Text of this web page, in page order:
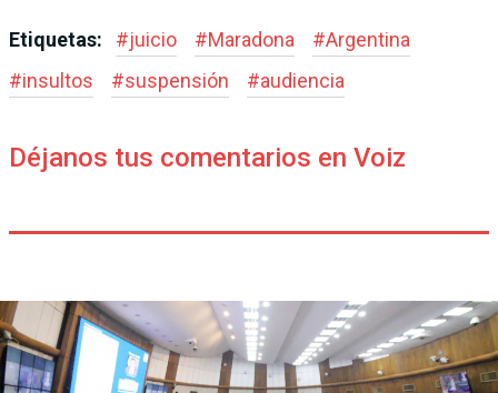
Etiquetas: #juicio #Maradona #Argentina
#insultos #suspensión #audiencia
Déjanos tus comentarios en Voiz